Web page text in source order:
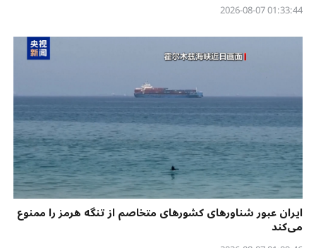
01:33:44 2026-08-07
ایران عبور شناورهای کشورهای متخاصم از تنگه هرمز را ممنوع
می‌کند